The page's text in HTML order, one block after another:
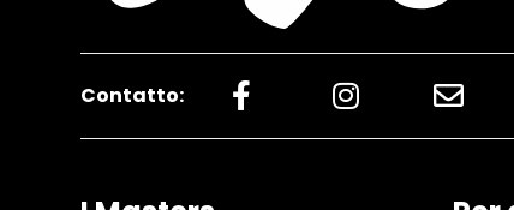
Contatto: